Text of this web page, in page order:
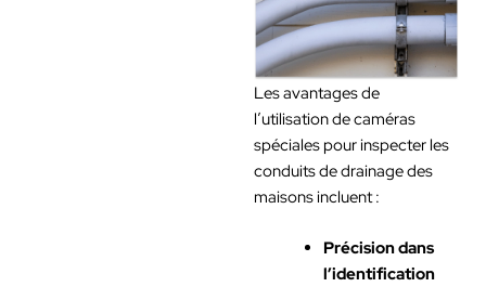
Les avantages de
l’utilisation de caméras
spéciales pour inspecter les
conduits de drainage des
maisons incluent :
Précision dans
l’identification